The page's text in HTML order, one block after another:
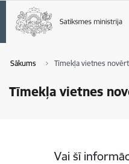
Sākums Tīmekļa vietnes
Tīmekļa vietnes
Vai šī